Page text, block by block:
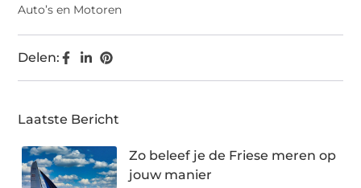
Auto’s en Motoren
Delen:
Laatste Bericht
Zo beleef je de Friese meren op
jouw manier